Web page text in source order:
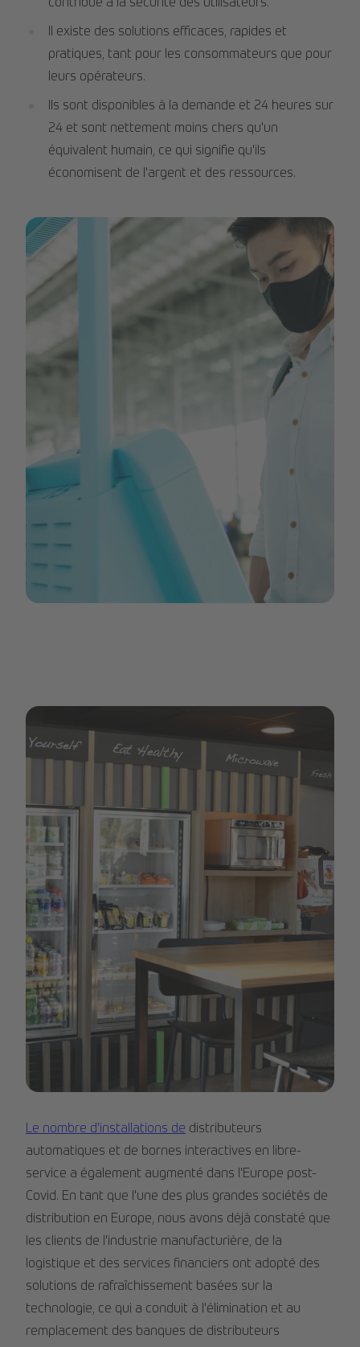
contribue à la sécurité des utilisateurs.
Il existe des solutions efficaces, rapides et
pratiques, tant pour les consommateurs que pour
leurs opérateurs.
Ils sont disponibles à la demande et 24 heures sur
24 et sont nettement moins chers qu'un
équivalent humain, ce qui signifie qu'ils
économisent de l'argent et des ressources.
Le nombre d'installations de distributeurs
automatiques et de bornes interactives en libre-
service a également augmenté dans l'Europe post-
Covid. En tant que l'une des plus grandes sociétés de
distribution en Europe, nous avons déjà constaté que
les clients de l'industrie manufacturière, de la
logistique et des services financiers ont adopté des
solutions de rafraîchissement basées sur la
technologie, ce qui a conduit à l'élimination et au
remplacement des banques de distributeurs